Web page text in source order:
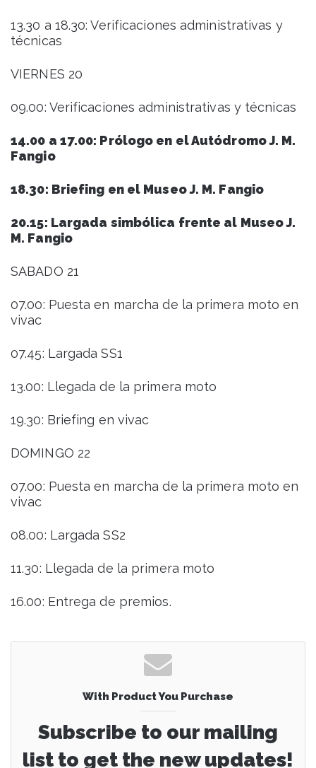
13.30 a 18.30: Verificaciones administrativas y
técnicas
VIERNES 20
09.00: Verificaciones administrativas y técnicas
14.00 a 17.00: Prólogo en el Autódromo J. M.
Fangio
18.30: Briefing en el Museo J. M. Fangio
20.15: Largada simbólica frente al Museo J.
M. Fangio
SABADO 21
07.00: Puesta en marcha de la primera moto en
vivac
07.45: Largada SS1
13.00: Llegada de la primera moto
19.30: Briefing en vivac
DOMINGO 22
07.00: Puesta en marcha de la primera moto en
vivac
08.00: Largada SS2
11.30: Llegada de la primera moto
16.00: Entrega de premios.
With Product You Purchase
Subscribe to our mailing
list to get the new updates!